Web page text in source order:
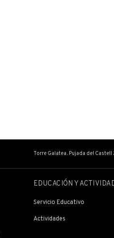
Torre Galatea . Pujada del Castell
EDUCACIÓN Y
Servicio Educativo
Actividades